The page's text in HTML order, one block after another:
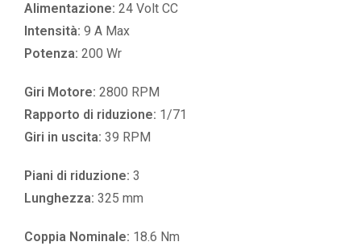
Alimentazione: 24 Volt CC
Intensità: 9 A Max
Potenza: 200 Wr
Giri Motore: 2800 RPM
Rapporto di riduzione: 1/71
Giri in uscita: 39 RPM
Piani di riduzione: 3
Lunghezza: 325 mm
Coppia Nominale: 18.6 Nm